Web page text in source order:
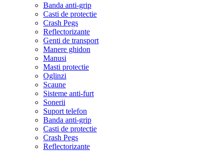
Banda anti-grip
Casti de protectie
Crash Pegs
Reflectorizante
Genti de transport
Manere ghidon
Manusi
Masti protectie
Oglinzi
Scaune
Sisteme anti-furt
Sonerii
Suport telefon
Banda anti-grip
Casti de protectie
Crash Pegs
Reflectorizante